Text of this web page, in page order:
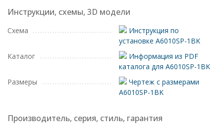
Инструкции, схемы, 3D модели
Схема
Инструкция по
установке A6010SP-1BK
Каталог
Информация из PDF
каталога для A6010SP-1BK
Размеры
Чертеж с размерами
A6010SP-1BK
Производитель, серия, стиль, гарантия